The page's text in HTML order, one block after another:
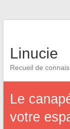
Linucie
Recueil de
Le
votre